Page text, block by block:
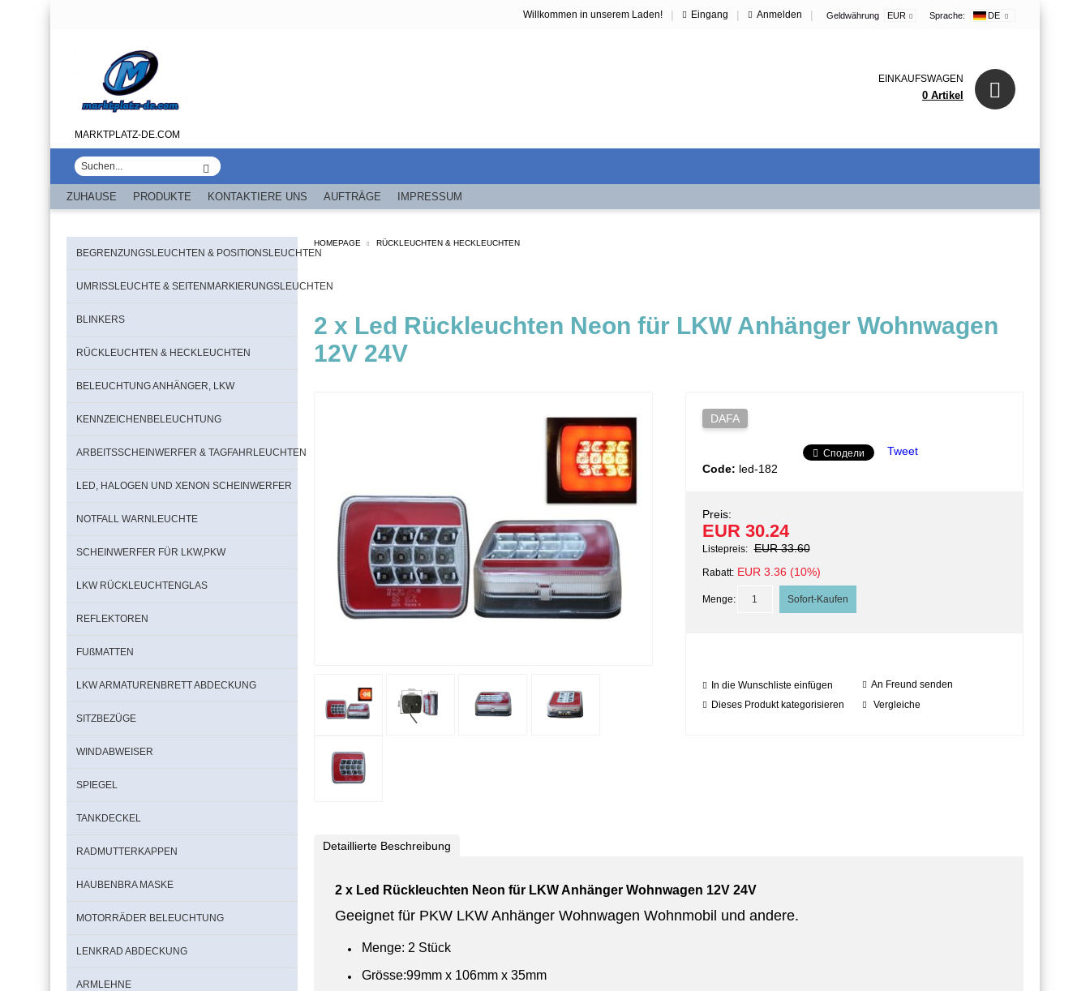
Willkommen in unserem Laden! | Eingang | Anmelden | Geldwährung EUR Sprache: DE
MARKTPLATZ-DE.COM
EINKAUFSWAGEN
0 Artikel
ZUHAUSE PRODUKTE KONTAKTIERE UNS AUFTRÄGE IMPRESSUM
BEGRENZUNGSLEUCHTEN & POSITIONSLEUCHTEN
UMRISSLEUCHTE & SEITENMARKIERUNGSLEUCHTEN
BLINKERS
RÜCKLEUCHTEN & HECKLEUCHTEN
BELEUCHTUNG ANHÄNGER, LKW
KENNZEICHENBELEUCHTUNG
ARBEITSSCHEINWERFER & TAGFAHRLEUCHTEN
LED, HALOGEN UND XENON SCHEINWERFER
NOTFALL WARNLEUCHTE
SCHEINWERFER FÜR LKW,PKW
LKW RÜCKLEUCHTENGLAS
REFLEKTOREN
FUßMATTEN
LKW ARMATURENBRETT ABDECKUNG
SITZBEZÜGE
WINDABWEISER
SPIEGEL
TANKDECKEL
RADMUTTERKAPPEN
HAUBENBRA MASKE
MOTORRÄDER BELEUCHTUNG
LENKRAD ABDECKUNG
ARMLEHNE
HOMEPAGE RÜCKLEUCHTEN & HECKLEUCHTEN
2 x Led Rückleuchten Neon für LKW Anhänger Wohnwagen
12V 24V
DAFA
Сподели
Tweet
Code: led-182
Preis:
EUR 30.24
Listepreis: EUR 33.60
Rabatt: EUR 3.36 (10%)
Menge:
In die Wunschliste einfügen
An Freund senden
Dieses Produkt kategorisieren
Vergleiche
Detaillierte Beschreibung
2 x Led Rückleuchten Neon für LKW Anhänger Wohnwagen 12V 24V
Geeignet für PKW LKW Anhänger Wohnwagen Wohnmobil und andere.
Menge: 2 Stück
Grösse:99mm x 106mm x 35mm